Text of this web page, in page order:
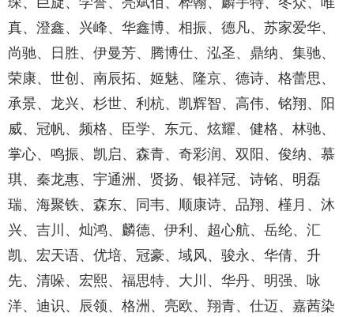
真、澄鑫、兴峰、华鑫博、相振、德凡、苏家爱华、
尚驰、日胜、伊曼芳、腾博仕、泓圣、鼎纳、集驰、
荣康、世创、南辰拓、姬魅、隆京、德诗、格蕾思、
承景、龙兴、杉世、利杭、凯辉智、高伟、铭翔、阳
威、冠帆、频格、臣学、东元、炫耀、健格、林驰、
掌心、鸣振、凯启、森青、奇彩润、双阳、俊纳、慕
琪、秦龙惠、宇通洲、贤扬、银祥冠、诗铭、明磊
瑞、海聚铁、森东、同韦、顺康诗、品翔、槿月、沐
兴、吉川、灿鸿、麟德、伊利、超心航、岳纶、汇
凯、宏天语、优培、冠豪、域风、骏永、华倩、升
先、清哚、宏熙、福思特、大川、华丹、明强、咏
洋、迪识、辰领、格洲、亮欧、翔青、仕迈、嘉茜染